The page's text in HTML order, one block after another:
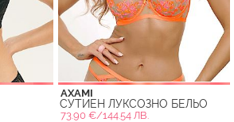
AXAMI
СУТИЕН ЛУКСОЗНО БЕЛЬО
73.90 €/144.54 ЛВ.